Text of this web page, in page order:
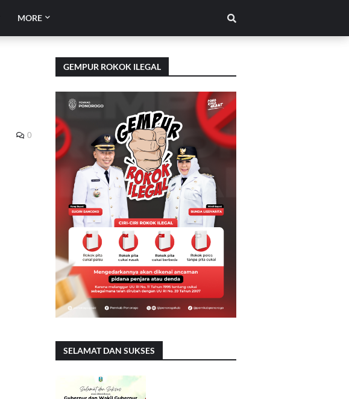
MORE
0
GEMPUR ROKOK ILEGAL
SELAMAT DAN SUKSES